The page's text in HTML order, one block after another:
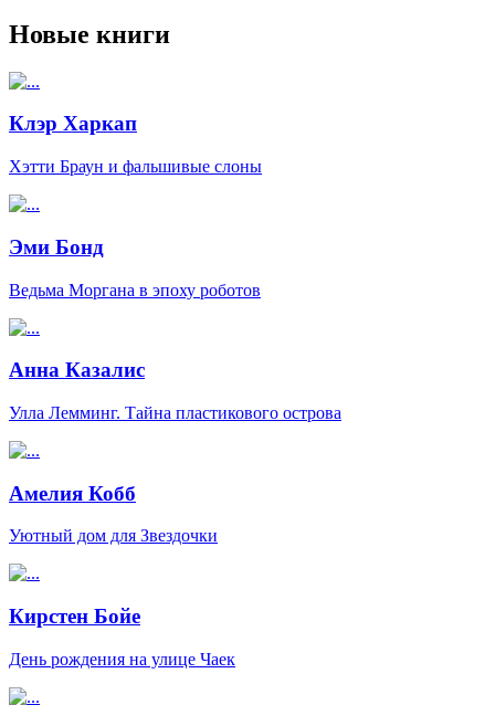
Новые книги
Клэр Харкап
Хэтти Браун и фальшивые слоны
Эми Бонд
Ведьма Моргана в эпоху роботов
Анна Казалис
Улла Лемминг. Тайна пластикового острова
Амелия Кобб
Уютный дом для Звездочки
Кирстен Бойе
День рождения на улице Чаек